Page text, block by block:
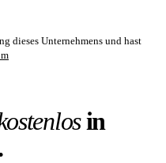
dieses Unternehmens und hast
in